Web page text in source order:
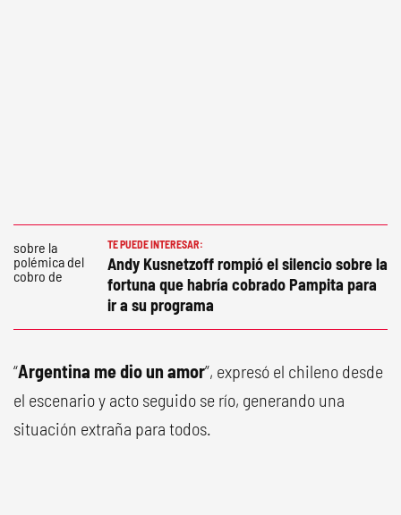
TE PUEDE INTERESAR:
Andy Kusnetzoff rompió el silencio sobre la
fortuna que habría cobrado Pampita para
ir a su programa
“Argentina me dio un amor”, expresó el chileno desde
el escenario y acto seguido se río, generando una
situación extraña para todos.